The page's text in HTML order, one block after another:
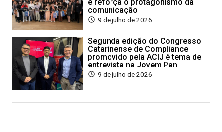
e reforça o protagonismo da
comunicação
9 de julho de 2026
Segunda edição do Congresso
Catarinense de Compliance
promovido pela ACIJ é tema de
entrevista na Jovem Pan
9 de julho de 2026